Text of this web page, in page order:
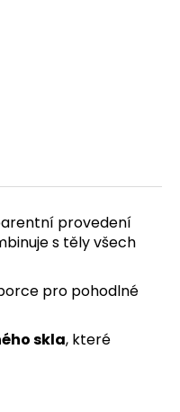
provedení
s těly všech
pro pohodlné
skla, které